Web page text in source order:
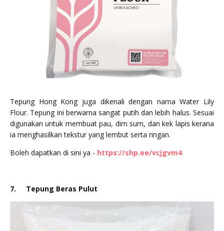
Tepung Hong Kong juga dikenali dengan nama Water Lily
Flour. Tepung ini berwarna sangat putih dan lebih halus. Sesuai
digunakan untuk membuat pau, dim sum, dan kek lapis kerana
ia menghasilkan tekstur yang lembut serta ringan.
Boleh dapatkan di sini ya - https://shp.ee/vcjgvm4
7. Tepung Beras Pulut